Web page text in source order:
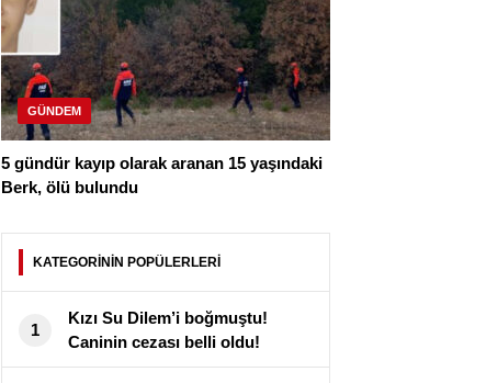
GÜNDEM
5 gündür kayıp olarak aranan 15 yaşındaki
Berk, ölü bulundu
KATEGORİNİN POPÜLERLERİ
1
Kızı Su Dilem’i boğmuştu!
Caninin cezası belli oldu!